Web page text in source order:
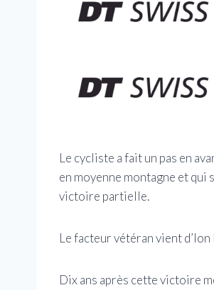
Le cycliste a fait un pas en
en moyenne montagne et
victoire partielle.
Le facteur vétéran vient
Dix ans après cette victoire